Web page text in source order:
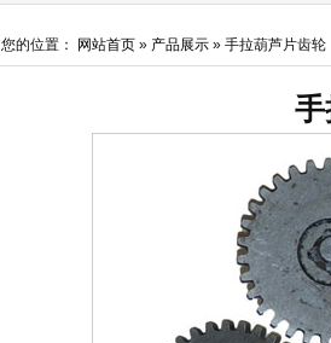
您的位置： 网站首页 » 产品展示 » 手拉葫芦片齿轮